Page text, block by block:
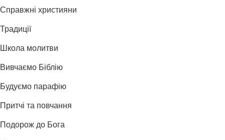
Справжні християни
Традиції
Школа молитви
Вивчаємо Біблію
Будуємо парафію
Притчі та повчання
Подорож до Бога